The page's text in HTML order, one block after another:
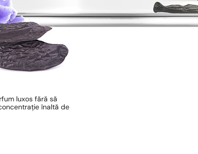
luxos fără să
înaltă de